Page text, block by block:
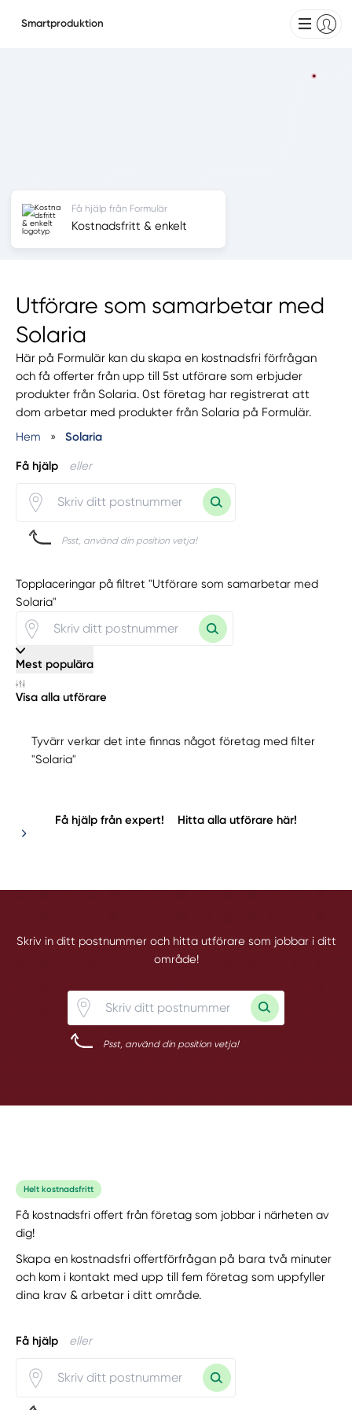
Smartproduktion
Utförare som samarbetar med
Solaria
Här på Formulär kan du skapa en kostnadsfri förfrågan
och få offerter från upp till 5st utförare som erbjuder
produkter från Solaria. 0st företag har registrerat att
dom arbetar med produkter från Solaria på Formulär.
Hem
» Solaria
Få hjälp eller
Psst, använd din position vetja!
Få hjälp från Formulär
Kostnadsfritt & enkelt
Topplaceringar på filtret "Utförare som samarbetar med
Solaria"
Mest populära
Visa alla utförare
Tyvärr verkar det inte finnas något företag med filter
"Solaria"
Få hjälp från expert! Hitta alla utförare här!
Skriv in ditt postnummer och hitta utförare som jobbar i ditt
område!
Psst, använd din position vetja!
Helt kostnadsfritt
Få kostnadsfri offert från företag som jobbar i närheten av
dig!
Skapa en kostnadsfri offertförfrågan på bara två minuter
och kom i kontakt med upp till fem företag som uppfyller
dina krav & arbetar i ditt område.
Få hjälp eller